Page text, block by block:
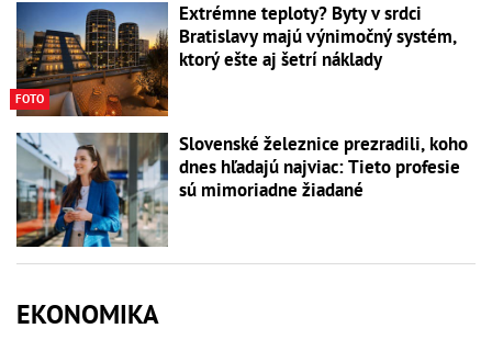
FOTO
Extrémne teploty? Byty v srdci
Bratislavy majú výnimočný systém,
ktorý ešte aj šetrí náklady
Slovenské železnice prezradili, koho
dnes hľadajú najviac: Tieto profesie
sú mimoriadne žiadané
EKONOMIKA